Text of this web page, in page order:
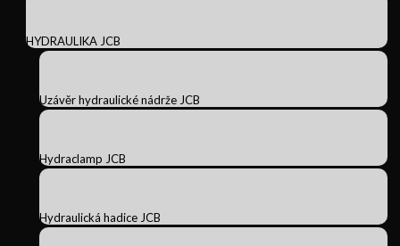
HYDRAULIKA JCB
Uzávěr hydraulické nádrže JCB
Hydraclamp JCB
Hydraulická hadice JCB